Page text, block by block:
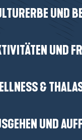
UND
UND
&
UND